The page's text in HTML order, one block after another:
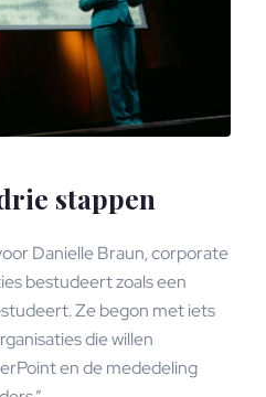
stappen
Danielle Braun, corporate
bestudeert zoals een
Ze begon met iets
die willen
en de mededeling